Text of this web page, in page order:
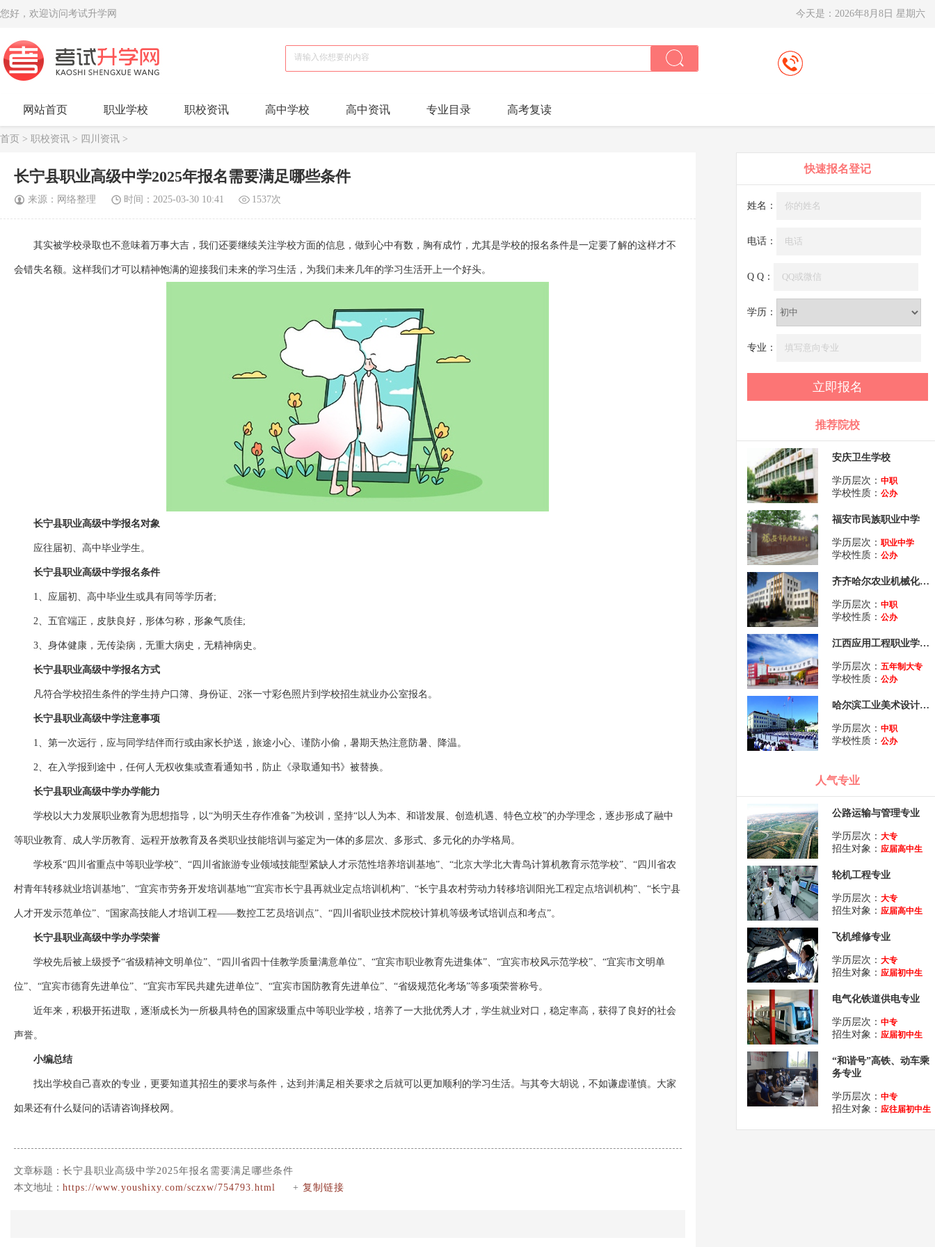
您好，欢迎访问考试升学网 今天是： 2026年8月8日 星期六
网站首页 职业学校 职校资讯 高中学校 高中资讯 专业目录 高考复读
首页 > 职校资讯 > 四川资讯 >
长宁县职业高级中学2025年报名需要满足哪些条件
来源：网络整理 时间：2025-03-30 10:41 1537次
其实被学校录取也不意味着万事大吉，我们还要继续关注学校方面的信息，做到心中有数，胸有成竹，尤其是学校的报名条件是一定要了解的这样才不
会错失名额。这样我们才可以精神饱满的迎接我们未来的学习生活，为我们未来几年的学习生活开上一个好头。
长宁县职业高级中学报名对象
应往届初、高中毕业学生。
长宁县职业高级中学报名条件
1、应届初、高中毕业生或具有同等学历者;
2、五官端正，皮肤良好，形体匀称，形象气质佳;
3、身体健康，无传染病，无重大病史，无精神病史。
长宁县职业高级中学报名方式
凡符合学校招生条件的学生持户口簿、身份证、2张一寸彩色照片到学校招生就业办公室报名。
长宁县职业高级中学注意事项
1、第一次远行，应与同学结伴而行或由家长护送，旅途小心、谨防小偷，暑期天热注意防暑、降温。
2、在入学报到途中，任何人无权收集或查看通知书，防止《录取通知书》被替换。
长宁县职业高级中学办学能力
学校以大力发展职业教育为思想指导，以“为明天生存作准备”为校训，坚持“以人为本、和谐发展、创造机遇、特色立校”的办学理念，逐步形成了融中
等职业教育、成人学历教育、远程开放教育及各类职业技能培训与鉴定为一体的多层次、多形式、多元化的办学格局。
学校系“四川省重点中等职业学校”、“四川省旅游专业领域技能型紧缺人才示范性培养培训基地”、“北京大学北大青鸟计算机教育示范学校”、“四川省农
村青年转移就业培训基地”、“宜宾市劳务开发培训基地”“宜宾市长宁县再就业定点培训机构”、“长宁县农村劳动力转移培训阳光工程定点培训机构”、“长宁县
人才开发示范单位”、“国家高技能人才培训工程——数控工艺员培训点”、“四川省职业技术院校计算机等级考试培训点和考点”。
长宁县职业高级中学办学荣誉
学校先后被上级授予“省级精神文明单位”、“四川省四十佳教学质量满意单位”、“宜宾市职业教育先进集体”、“宜宾市校风示范学校”、“宜宾市文明单
位”、“宜宾市德育先进单位”、“宜宾市军民共建先进单位”、“宜宾市国防教育先进单位”、“省级规范化考场”等多项荣誉称号。
近年来，积极开拓进取，逐渐成长为一所极具特色的国家级重点中等职业学校，培养了一大批优秀人才，学生就业对口，稳定率高，获得了良好的社会
声誉。
小编总结
找出学校自己喜欢的专业，更要知道其招生的要求与条件，达到并满足相关要求之后就可以更加顺利的学习生活。与其夸大胡说，不如谦虚谨慎。大家
如果还有什么疑问的话请咨询择校网。
文章标题： 长宁县职业高级中学2025年报名需要满足哪些条件
本文地址： https://www.youshixy.com/sczxw/754793.html + 复制链接
快速报名登记
姓名：
电话：
Q Q：
学历：
专业：
推荐院校
安庆卫生学校
学历层次： 中职
学校性质： 公办
福安市民族职业中学
学历层次： 职业中学
学校性质： 公办
齐齐哈尔农业机械化学校
学历层次： 中职
学校性质： 公办
江西应用工程职业学院五年制大专
学历层次： 五年制大专
学校性质： 公办
哈尔滨工业美术设计学校
学历层次： 中职
学校性质： 公办
人气专业
公路运输与管理专业
学历层次： 大专
招生对象： 应届高中生
轮机工程专业
学历层次： 大专
招生对象： 应届高中生
飞机维修专业
学历层次： 大专
招生对象： 应届初中生
电气化铁道供电专业
学历层次： 中专
招生对象： 应届初中生
“和谐号”高铁、动车乘
务专业
学历层次： 中专
招生对象： 应往届初中生